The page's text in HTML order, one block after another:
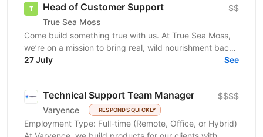
Head of Customer Support
True Sea Moss
$$
Come build something true with us. At True Sea Moss,
we’re on a mission to bring real, wild nourishment back
into people’s lives. Our products are rooted in...
27 July See
Technical Support Team Manager
Varyence RESPONDS QUICKLY
$$$$
Employment Type: Full-time (Remote, Office, or Hybrid)